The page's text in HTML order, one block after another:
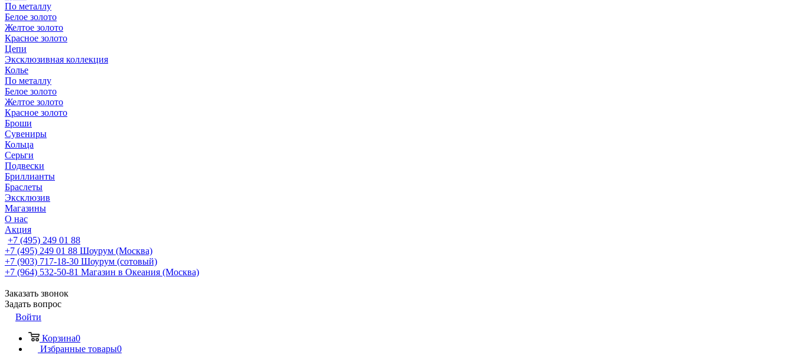
По металлу
Белое золото
Желтое золото
Красное золото
Цепи
Эксклюзивная коллекция
Колье
По металлу
Белое золото
Желтое золото
Красное золото
Броши
Сувениры
Кольца
Серьги
Подвески
Бриллианты
Браслеты
Эксклюзив
Магазины
О нас
Акция
+7 (495) 249 01 88
+7 (495) 249 01 88 Шоурум (Москва)
+7 (903) 717-18-30 Шоурум (сотовый)
+7 (964) 532-50-81 Магазин в Океания (Москва)
Заказать звонок
Задать вопрос
Войти
Корзина0
Избранные товары0